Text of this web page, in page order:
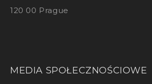
120 00 Prague
MEDIA SPOŁECZNOŚCIOWE